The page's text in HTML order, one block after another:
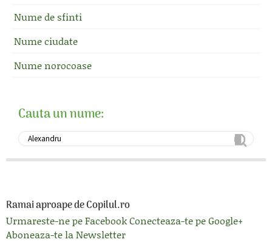
Nume de sfinti
Nume ciudate
Nume norocoase
Cauta un nume:
Ramai aproape de Copilul.ro
Urmareste-ne pe FacebookConecteaza-te pe Google+
Aboneaza-te la Newsletter